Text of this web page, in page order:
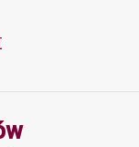
Minimalna